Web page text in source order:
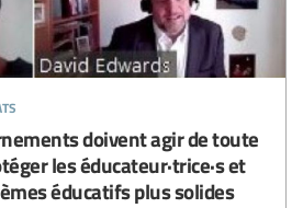
doivent agir de toute
les éducateur·trice·s et
éducatifs plus solides